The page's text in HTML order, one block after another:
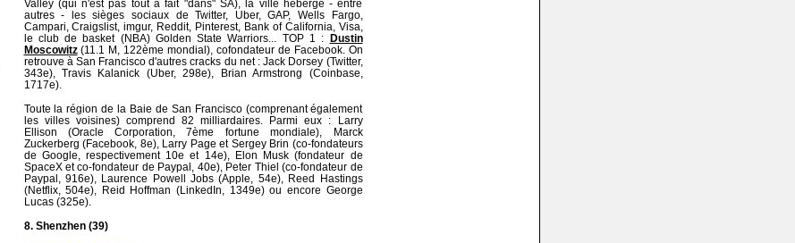
Valley (qui n'est pas tout à fait "dans" SA), la ville héberge - entre
autres - les sièges sociaux de Twitter, Uber, GAP, Wells Fargo,
Campari, Craigslist, imgur, Reddit, Pinterest, Bank of California, Visa,
le club de basket (NBA) Golden State Warriors... TOP 1 : Dustin
Moscowitz(11.1 M, 122ème mondial), cofondateur de Facebook. On
retrouve à San Francisco d'autres cracks du net : Jack Dorsey (Twitter,
343e), Travis Kalanick (Uber, 298e), Brian Armstrong (Coinbase,
1717e).
Toute la région de la Baie de San Francisco (comprenant également
les villes voisines) comprend 82 milliardaires. Parmi eux : Larry
Ellison (Oracle Corporation, 7ème fortune mondiale), Marck
Zuckerberg (Facebook, 8e), Larry Page et Sergey Brin (co-fondateurs
de Google, respectivement 10e et 14e), Elon Musk (fondateur de
SpaceX et co-fondateur de Paypal, 40e), Peter Thiel (co-fondateur de
Paypal, 916e), Laurence Powell Jobs (Apple, 54e), Reed Hastings
(Netflix, 504e), Reid Hoffman (LinkedIn, 1349e) ou encore George
Lucas (325e).
8. Shenzhen (39)